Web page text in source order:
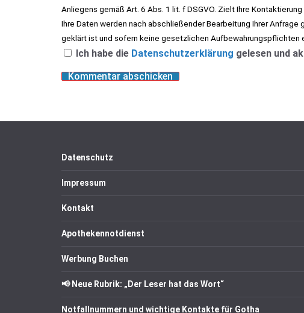
Anliegens gemäß Art. 6 Abs. 1 lit. f DSGVO. Zielt Ihre
Ihre Daten werden nach abschließender Bearbeitung Ihrer
geklärt ist und sofern keine gesetzlichen Aufbewahrungspflichten
Ich habe die Datenschutzerklärung gelesen und
Datenschutz
Impressum
Kontakt
Apothekennotdienst
Werbung Buchen
📢 Neue Rubrik: „Der Leser hat das Wort“
Notfallnummern und wichtige Kontakte für Gotha